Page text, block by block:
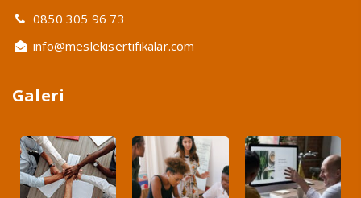
0850 305 96 73
info@meslekisertifikalar.com
Galeri